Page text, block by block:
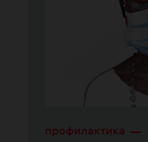
профилактика